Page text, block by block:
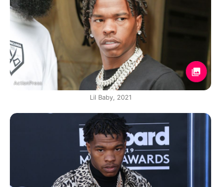
ActionPress
Lil Baby, 2021